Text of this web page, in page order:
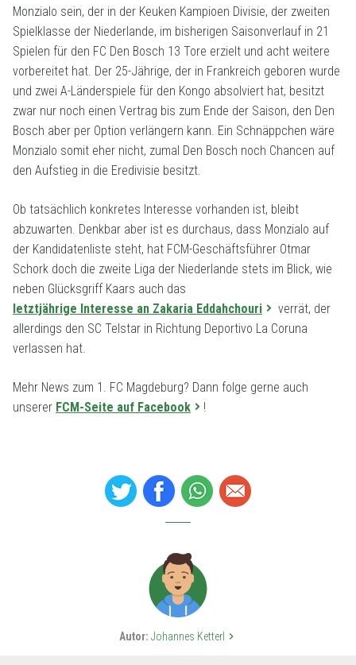
Monzialo sein, der in der Keuken Kampioen Divisie, der zweiten
Spielklasse der Niederlande, im bisherigen Saisonverlauf in 21
Spielen für den FC Den Bosch 13 Tore erzielt und acht weitere
vorbereitet hat. Der 25-Jährige, der in Frankreich geboren wurde
und zwei A-Länderspiele für den Kongo absolviert hat, besitzt
zwar nur noch einen Vertrag bis zum Ende der Saison, den Den
Bosch aber per Option verlängern kann. Ein Schnäppchen wäre
Monzialo somit eher nicht, zumal Den Bosch noch Chancen auf
den Aufstieg in die Eredivisie besitzt.
Ob tatsächlich konkretes Interesse vorhanden ist, bleibt
abzuwarten. Denkbar aber ist es durchaus, dass Monzialo auf
der Kandidatenliste steht, hat FCM-Geschäftsführer Otmar
Schork doch die zweite Liga der Niederlande stets im Blick, wie
neben Glücksgriff Kaars auch das
letztjährige Interesse an Zakaria Eddahchouri
verrät, der
allerdings den SC Telstar in Richtung Deportivo La Coruna
verlassen hat.
Mehr News zum 1. FC Magdeburg? Dann folge gerne auch
unserer FCM-Seite auf Facebook !
Autor: Johannes Ketterl keyboard_arrow_right